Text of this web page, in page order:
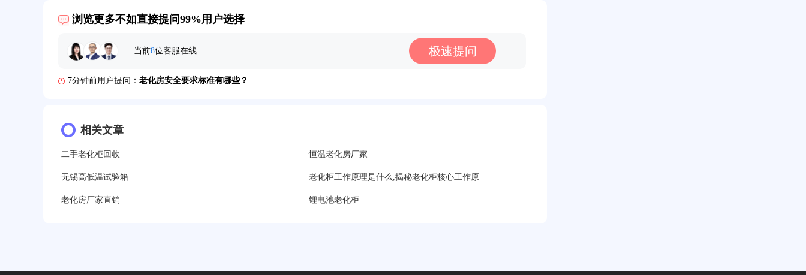
浏览更多不如直接提问99%用户选择
当前8位客服在线 极速提问
7分钟前用户提问：老化房安全要求标准有哪些？
10分钟前用户提问：高温老化房一般温度多少？
13分钟前用户提问：
15分钟前用户提问：
17分钟前用户提问：
22分钟前用户提问：
32分钟前用户提问：氙灯老化试验箱价格多少？
相关文章
二手老化柜回收 恒温老化房厂家
无锡高低温试验箱 老化柜工作原理是什么,揭秘老化柜核心工作原
老化房厂家直销 锂电池老化柜